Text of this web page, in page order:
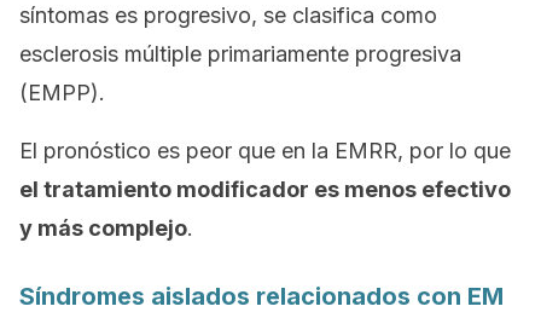
síntomas es progresivo, se clasifica como
esclerosis múltiple primariamente progresiva
(EMPP).
El pronóstico es peor que en la EMRR, por lo que
el tratamiento modificador es menos efectivo
y más complejo.
Síndromes aislados relacionados con EM